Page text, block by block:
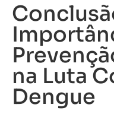
na Luta
Dengue